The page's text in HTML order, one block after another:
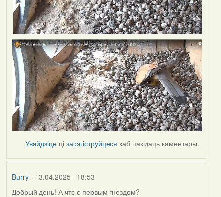
Увайдзіце цізарэгіструйцеся каб пакідаць каментары.
Burry- 13.04.2025 - 18:53
Добрый день! А что с первым гнездом?